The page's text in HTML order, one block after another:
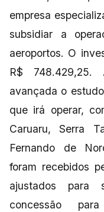
empresa
subsidiar a
aeroportos. O
R$
avançada o
que irá operar,
Caruaru, Serra
Fernando de
foram recebidos
ajustados para
concessão